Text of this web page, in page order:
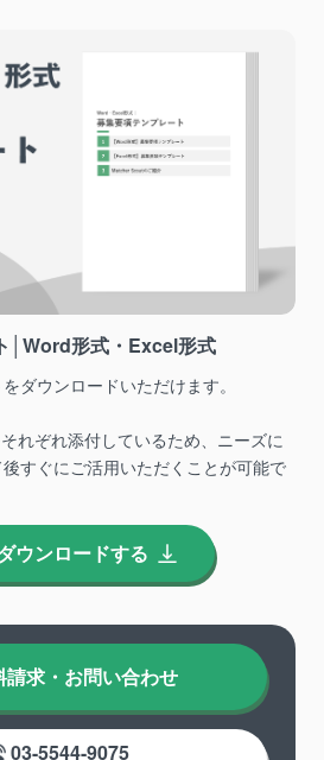
│Word形式・Excel形式
ダウンロードいただけます。
れぞれ添付しているため、ニーズに
すぐにご活用いただくことが可能で
ウンロードする
請求・お問い合わせ
03-5544-9075